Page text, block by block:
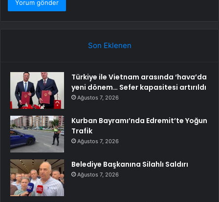
Son Eklenen
Türkiye ile Vietnam arasında ‘hava’da
yeni dönem… Sefer kapasitesi artırıldı
Ağustos 7, 2026
Kurban Bayramı’nda Edremit’te Yoğun
Trafik
Ağustos 7, 2026
Belediye Başkanına Silahlı Saldırı
Ağustos 7, 2026